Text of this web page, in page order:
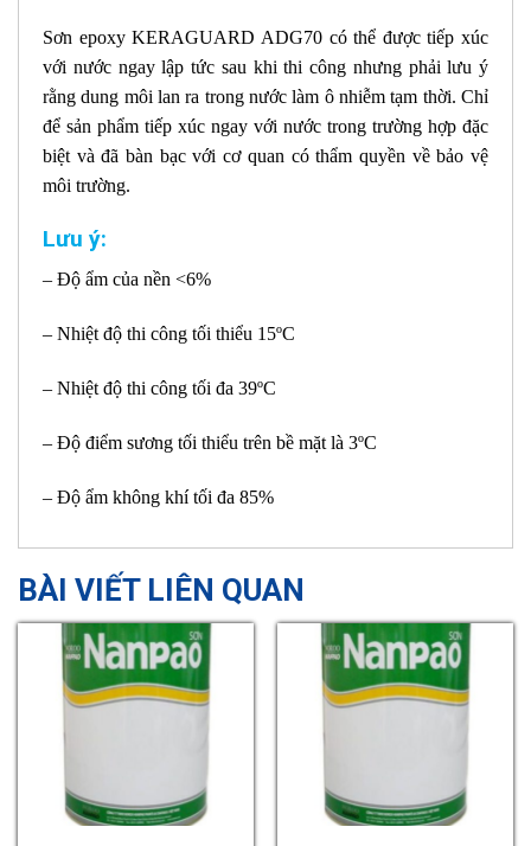
Sơn epoxy KERAGUARD ADG70 có thể được tiếp xúc
với nước ngay lập tức sau khi thi công nhưng phải lưu ý
rằng dung môi lan ra trong nước làm ô nhiễm tạm thời. Chỉ
để sản phẩm tiếp xúc ngay với nước trong trường hợp đặc
biệt và đã bàn bạc với cơ quan có thẩm quyền về bảo vệ
môi trường.
Lưu ý:
– Độ ẩm của nền <6%
– Nhiệt độ thi công tối thiểu 15ºC
– Nhiệt độ thi công tối đa 39ºC
– Độ điểm sương tối thiểu trên bề mặt là 3ºC
– Độ ẩm không khí tối đa 85%
BÀI VIẾT LIÊN QUAN